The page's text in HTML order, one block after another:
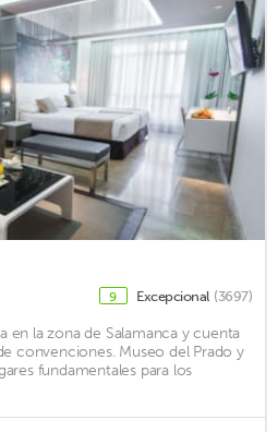
9 Excepcional (3697)
en la zona de Salamanca y cuenta
convenciones. Museo del Prado y
fundamentales para los